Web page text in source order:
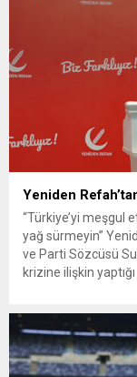
Yeniden
“Türkiye’yi meşgul
yağ sürmeyin”
ve Parti Sözcüsü
krizine ilişkin
olun. Türkiye’yi...